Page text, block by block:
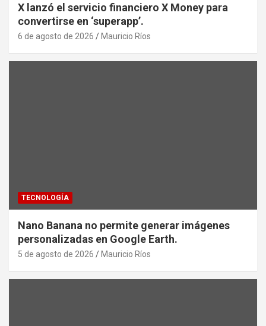
X lanzó el servicio financiero X Money para
convertirse en ‘superapp’.
6 de agosto de 2026 Mauricio Ríos
TECNOLOGÍA
Nano Banana no permite generar imágenes
personalizadas en Google Earth.
5 de agosto de 2026 Mauricio Ríos